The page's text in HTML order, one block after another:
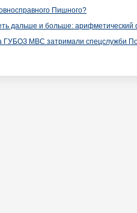
Пишного?
дальше и больше: арифметический
ГУБОЗ МВС затримали спецслужби